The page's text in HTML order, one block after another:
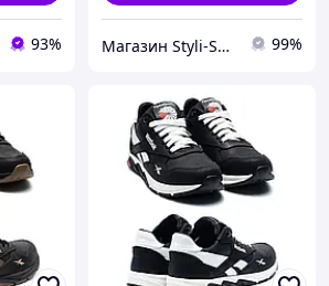
93% Магазин Styli-Shop 99%